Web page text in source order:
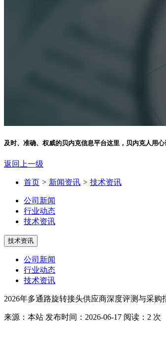
及时、准确、权威的贝内克信息平台这里，贝内克人用
返回上一级
首页 > 新闻资讯 > 技术资讯
公司新闻
行业动态
技术资讯
技术资讯
公司新闻
行业动态
技术资讯
2026年多通路旋转接头供应商深度评测与采
来源：本站 发布时间：2026-06-17 阅读：2 次